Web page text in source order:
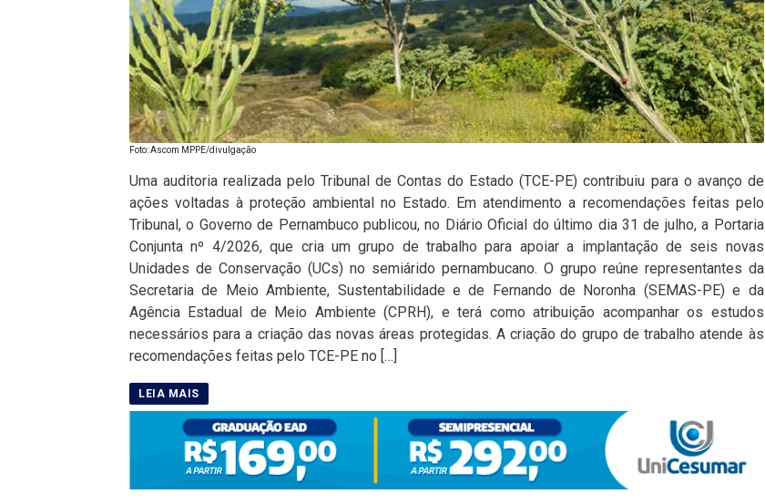
Foto: Ascom MPPE/divulgação
Uma auditoria realizada pelo Tribunal de Contas do Estado (TCE-PE) contribuiu para o avanço de
ações voltadas à proteção ambiental no Estado. Em atendimento a recomendações feitas pelo
Tribunal, o Governo de Pernambuco publicou, no Diário Oficial do último dia 31 de julho, a Portaria
Conjunta nº 4/2026, que cria um grupo de trabalho para apoiar a implantação de seis novas
Unidades de Conservação (UCs) no semiárido pernambucano. O grupo reúne representantes da
Secretaria de Meio Ambiente, Sustentabilidade e de Fernando de Noronha (SEMAS-PE) e da
Agência Estadual de Meio Ambiente (CPRH), e terá como atribuição acompanhar os estudos
necessários para a criação das novas áreas protegidas. A criação do grupo de trabalho atende às
recomendações feitas pelo TCE-PE no […]